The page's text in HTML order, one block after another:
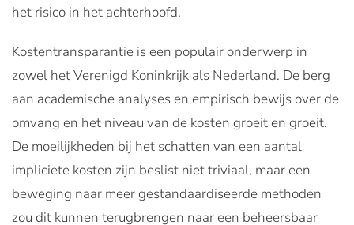
het risico in het achterhoofd.
Kostentransparantie is een populair onderwerp in
zowel het Verenigd Koninkrijk als Nederland. De berg
aan academische analyses en empirisch bewijs over de
omvang en het niveau van de kosten groeit en groeit.
De moeilijkheden bij het schatten van een aantal
impliciete kosten zijn beslist niet triviaal, maar een
beweging naar meer gestandaardiseerde methoden
zou dit kunnen terugbrengen naar een beheersbaar